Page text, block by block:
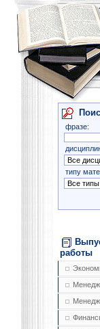
фразе:
типу
работы